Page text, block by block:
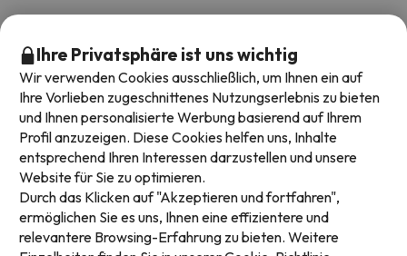
Verfügbare Zahlungsarten
Ihre Privatsphäre ist uns wichtig
Wir verwenden Cookies ausschließlich, um Ihnen ein auf
Ihre Vorlieben zugeschnittenes Nutzungserlebnis zu bieten
und Ihnen personalisierte Werbung basierend auf Ihrem
Profil anzuzeigen. Diese Cookies helfen uns, Inhalte
entsprechend Ihren Interessen darzustellen und unsere
Website für Sie zu optimieren.
Durch das Klicken auf "Akzeptieren und fortfahren",
ermöglichen Sie es uns, Ihnen eine effizientere und
relevantere Browsing-Erfahrung zu bieten. Weitere